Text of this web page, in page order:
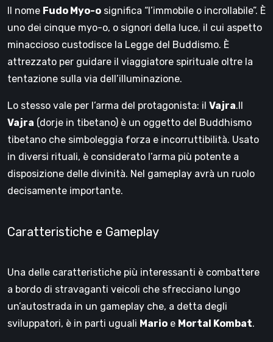
Il nome Fudo Myo-o significa “l’immobile o incrollabile”. È
uno dei cinque myo-o, o signori della luce, il cui aspetto
minaccioso custodisce la Legge del Buddismo. È
attrezzato per guidare il viaggiatore spirituale oltre la
tentazione sulla via dell’illuminazione.
Lo stesso vale per l’arma del protagonista: il Vajra.Il
Vajra (dorje in tibetano) è un oggetto del Buddhismo
tibetano che simboleggia forza e incorruttibilità. Usato
in diversi rituali, è considerato l’arma più potente a
disposizione delle divinità. Nel gameplay avrà un ruolo
decisamente importante.
Caratteristiche e Gameplay
Una delle caratteristiche più interessanti è combattere
a bordo di stravaganti veicoli che sfrecciano lungo
un’autostrada in un gameplay che, a detta degli
sviluppatori, è in parti uguali Mario e Mortal Kombat.